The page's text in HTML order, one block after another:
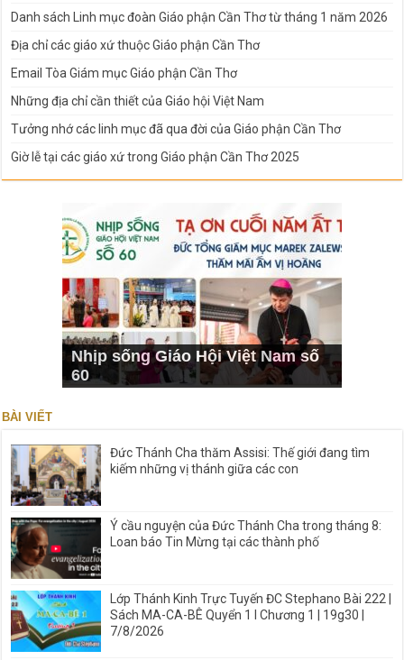
Danh sách Linh mục đoàn Giáo phận Cần Thơ từ tháng 1 năm 2026
Địa chỉ các giáo xứ thuộc Giáo phận Cần Thơ
Email Tòa Giám mục Giáo phận Cần Thơ
Những địa chỉ cần thiết của Giáo hội Việt Nam
Tưởng nhớ các linh mục đã qua đời của Giáo phận Cần Thơ
Giờ lễ tại các giáo xứ trong Giáo phận Cần Thơ 2025
Nhịp sống Giáo Hội Việt Nam số
60
BÀI VIẾT
Đức Thánh Cha thăm Assisi: Thế giới đang tìm
kiếm những vị thánh giữa các con
Ý cầu nguyện của Đức Thánh Cha trong tháng 8:
Loan báo Tin Mừng tại các thành phố
Lớp Thánh Kinh Trực Tuyến ĐC Stephano Bài 222 |
Sách MA-CA-BÊ Quyển 1 I Chương 1 | 19g30 |
7/8/2026